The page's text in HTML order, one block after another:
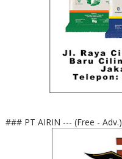
### PT AIRIN --- (Free - Adv.)